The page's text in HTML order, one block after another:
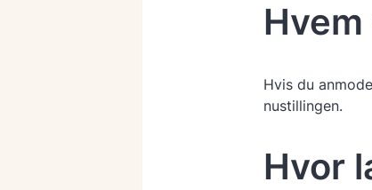
Hvis du
nustillingen.
Hvor